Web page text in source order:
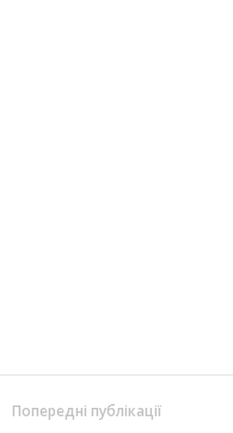
Попередні публікації